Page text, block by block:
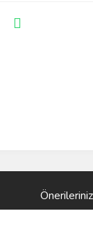
Önerileriniz